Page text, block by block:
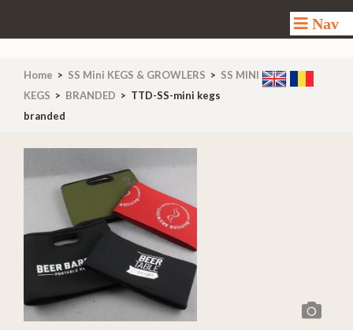
TABLETOP-DISPENSERS Nav
Home > SS Mini KEGS & GROWLERS > SS MINI
KEGS > BRANDED > TTD-SS-mini kegs
branded